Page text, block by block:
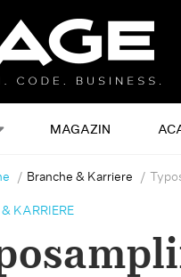
MAGAZIN
Branche & Karriere
KARRIERE